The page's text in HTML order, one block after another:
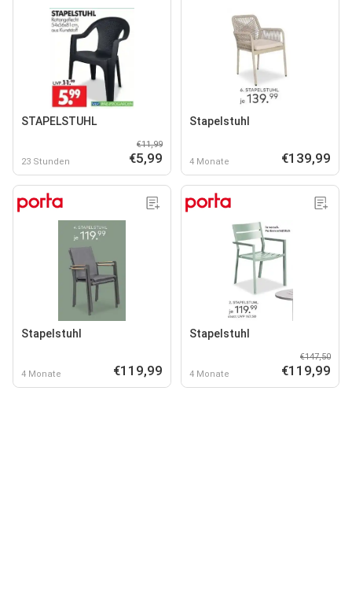
STAPELSTUHL
23 Stunden
€11,99
€5,99
Stapelstuhl
4 Monate €139,99
Stapelstuhl
4 Monate €119,99
Stapelstuhl
4 Monate
€147,50
€119,99